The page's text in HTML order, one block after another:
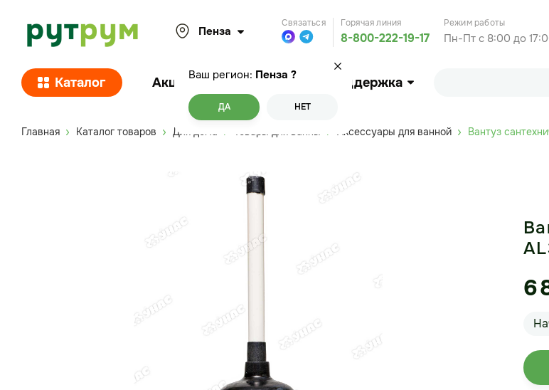
Пенза
Ваш регион: Пенза ?
ДА НЕТ
Связаться Горячая линия
8-800-222-19-17
Режим работы
Пн-Пт с 8:00 до
Каталог Акции Покупателям Поддержка
Главная Каталог товаров Для дома Аксессуары для ванной Вантуз